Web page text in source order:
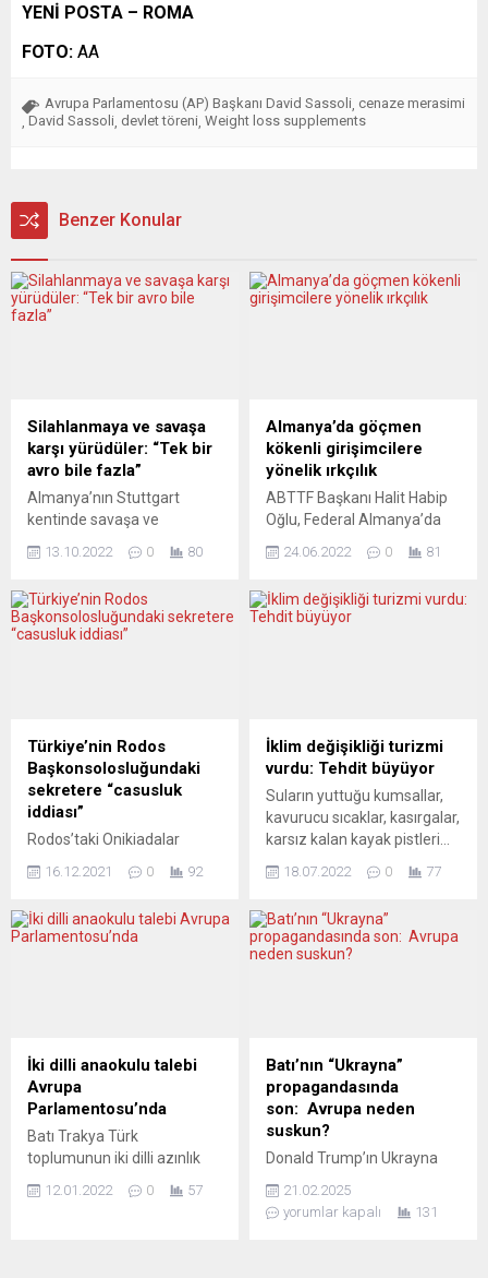
YENİ POSTA – ROMA
FOTO: AA
Avrupa Parlamentosu (AP) Başkanı David Sassoli cenaze merasimi
David Sassoli devlet töreni Weight loss supplements
Benzer Konular
Silahlanmaya ve savaşa
karşı yürüdüler: “Tek bir
avro bile fazla”
Almanya’nın Stuttgart
kentinde savaşa ve
düzenlendi. Stuttgart Ana
Lautenbergstrasse’de bini
aşkın barış taraftarının
Stuttgart Dostluk ve
Dayanışma Derneği destek
verdi. Sendikacı Sidar
Çarman’ın da bir konuşma
tek bir avro ayrılmaması,
bunun yerine...
13.10.2022 0 80
Almanya’da göçmen
kökenli girişimcilere
yönelik ırkçılık
ABTTF Başkanı Halit Habip
Oğlu, Federal Almanya’da
kuşak olan göçmen
hâlâ ayrımcılık ve ırkçılığa
maruz kalmasını “kabul
Birliği’nin yayımladığı “2022
Göçmen Girişimciler” başlıklı
araştırmada, Almanya’da
göçmenlerin iş kurarken
dezavantaja sahip...
24.06.2022 0 81
Türkiye’nin Rodos
Başkonsolosluğundaki
sekretere “casusluk
iddiası”
Rodos’taki Onikiadalar
Mahkemesinin, Türkiye’nin
sözleşmeli sekreter olarak
göre, 36 yaşındaki Bayram
için 5 yıl ağır hapis cezası
verildi. Karar oybirliğiyle
Bayram’ın Yunan devleti...
16.12.2021 0 92
İklim değişikliği turizmi
vurdu: Tehdit büyüyor
Suların yuttuğu kumsallar,
kavurucu sıcaklar, kasırgalar,
karsız kalan kayak pistleri…
değişikliğinden kaynaklanan
hissetmeye başladı. İklim
değişikliğinin sonuçlarını
zamanlar diktatör
Franco’nun inşa ettirdiği
sığınakların varlığı, uzun
yıllar boyunca neredeyse hiç
18.07.2022 0 77
İki dilli anaokulu talebi
Avrupa
Parlamentosu’nda
Batı Trakya Türk
toplumunun iki dilli azınlık
dilekçe AP Dilekçeler
12.01.2022 0 57
Batı’nın “Ukrayna”
propagandasında
son: Avrupa neden
suskun?
Donald Trump’ın Ukrayna
açıklamaları Batı’da yıllardır
politikacılar ve gazeteciler
21.02.2025
yorumlar kapalı
131